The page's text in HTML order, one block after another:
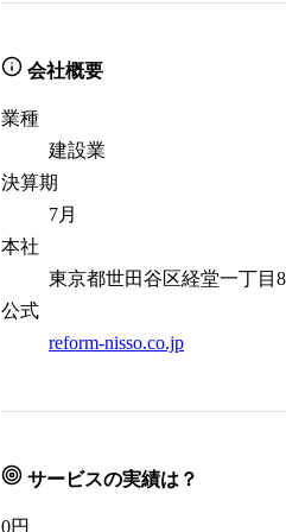
会社概要
業種
建設業
決算期
7月
本社
東京都世田谷区経堂一丁目
公式
reform-nisso.co.jp
サービスの実績は？
0円